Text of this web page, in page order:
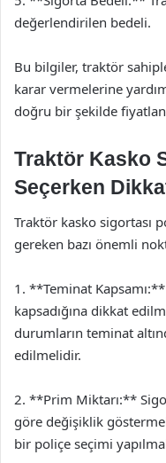
değerlendirilen bedeli.
Bu bilgiler, traktör
karar vermelerine
doğru bir şekilde
Traktör Kasko
Seçerken
Traktör kasko sigortası
gereken bazı önemli
1. **Teminat
kapsadığına dikkat
durumların teminat
edilmelidir.
2. **Prim Miktarı:**
göre değişiklik
bir poliçe seçimi